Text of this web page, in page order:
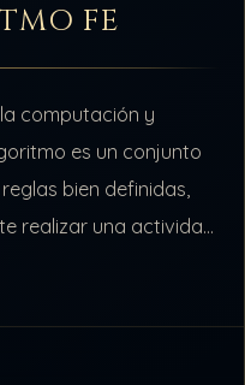
FE
computación y
es un conjunto
bien definidas,
realizar una actividad